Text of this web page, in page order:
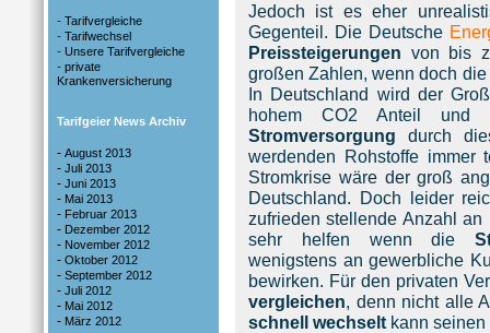
- Tarifvergleiche
- Tarifwechsel
- Unsere Tarifvergleiche
- private
Krankenversicherung
Tarifgeier News Archiv
- August 2013
- Juli 2013
- Juni 2013
- Mai 2013
- Februar 2013
- Dezember 2012
- November 2012
- Oktober 2012
- September 2012
- Juli 2012
- Mai 2012
- März 2012
Jedoch ist es eher
Gegenteil. Die Deutsche
Preissteigerungen von bis
großen Zahlen, wenn doch
In Deutschland wird der
hohem CO2 Anteil und
Stromversorgung durch
werdenden Rohstoffe immer
Stromkrise wäre der groß
Deutschland. Doch leider
zufrieden stellende Anzahl
sehr helfen wenn die
wenigstens an gewerbliche
bewirken. Für den privaten
vergleichen, denn nicht alle
schnell wechselt kann